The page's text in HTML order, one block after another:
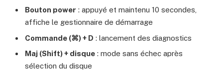
Bouton power : appuyé et maintenu 10 secondes,
affiche le gestionnaire de démarrage
Commande (⌘) + D : lancement des diagnostics
Maj (Shift) + disque : mode sans échec après
sélection du disque